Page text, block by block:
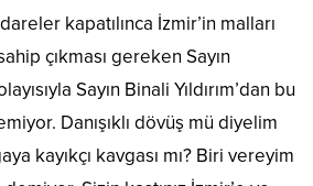
kapatılınca İzmir’in malları
çıkması gereken Sayın
Sayın Binali Yıldırım’dan bu
Danışıklı dövüş mü diyelim
kayıkçı kavgası mı? Biri vereyim